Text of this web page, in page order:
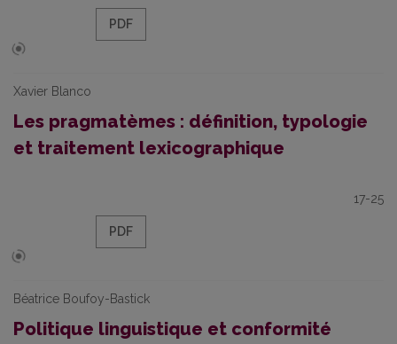
PDF
Xavier Blanco
Les pragmatèmes : définition, typologie
et traitement lexicographique
17-25
PDF
Béatrice Boufoy-Bastick
Politique linguistique et conformité